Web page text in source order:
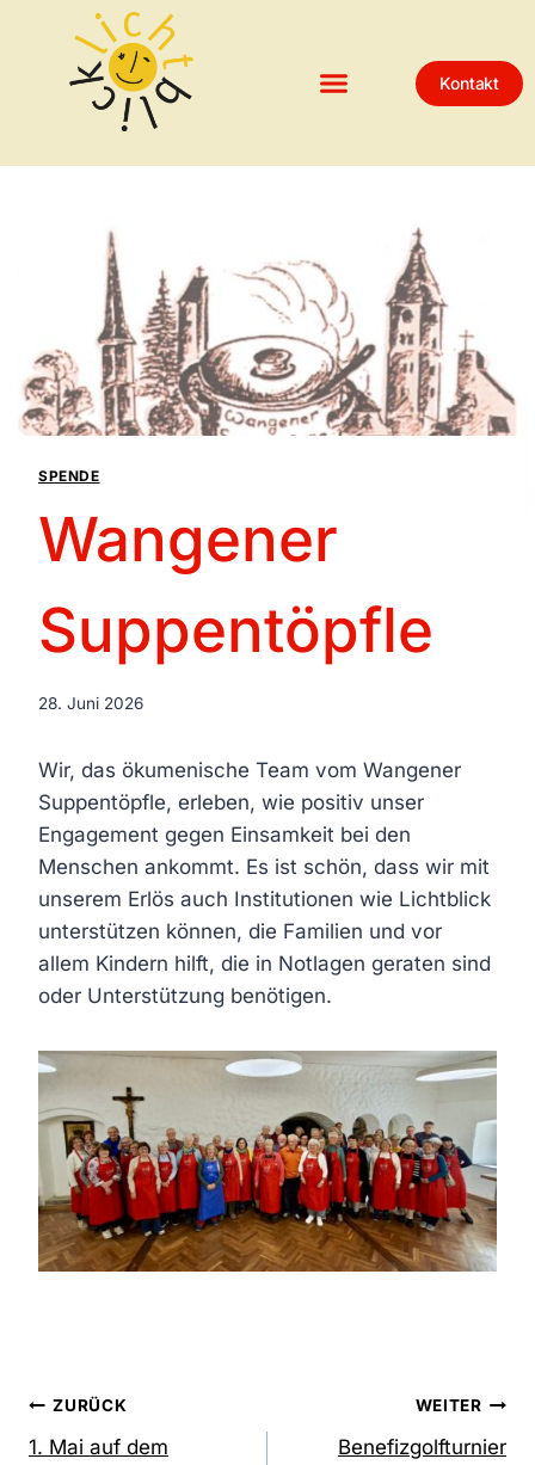
Kontakt
SPENDE
Wangener
Suppentöpfle
28. Juni 2026
Wir, das ökumenische Team vom Wangener
Suppentöpfle, erleben, wie positiv unser
Engagement gegen Einsamkeit bei den
Menschen ankommt. Es ist schön, dass wir mit
unserem Erlös auch Institutionen wie Lichtblick
unterstützen können, die Familien und vor
allem Kindern hilft, die in Notlagen geraten sind
oder Unterstützung benötigen.
ZURÜCK
1. Mai auf dem
WEITER
Benefizgolfturnier